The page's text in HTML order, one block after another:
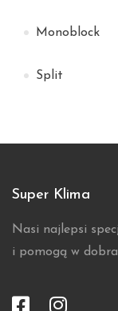
Monoblock
Split
Super Klima
Nasi najlepsi
i pomogą w